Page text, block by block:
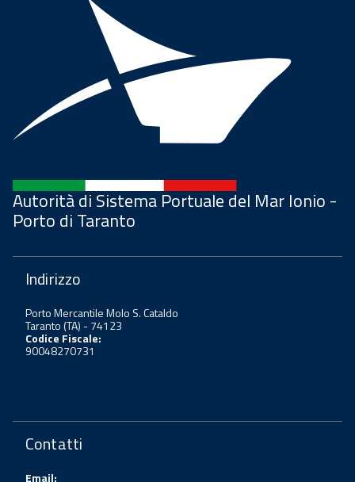
Autorità di Sistema Portuale del Mar Ionio -
Porto di Taranto
Indirizzo
Porto Mercantile Molo S. Cataldo
Taranto (TA) - 74123
Codice Fiscale:
90048270731
Contatti
Email: